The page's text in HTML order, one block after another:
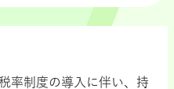
率制度の導入に伴い、持